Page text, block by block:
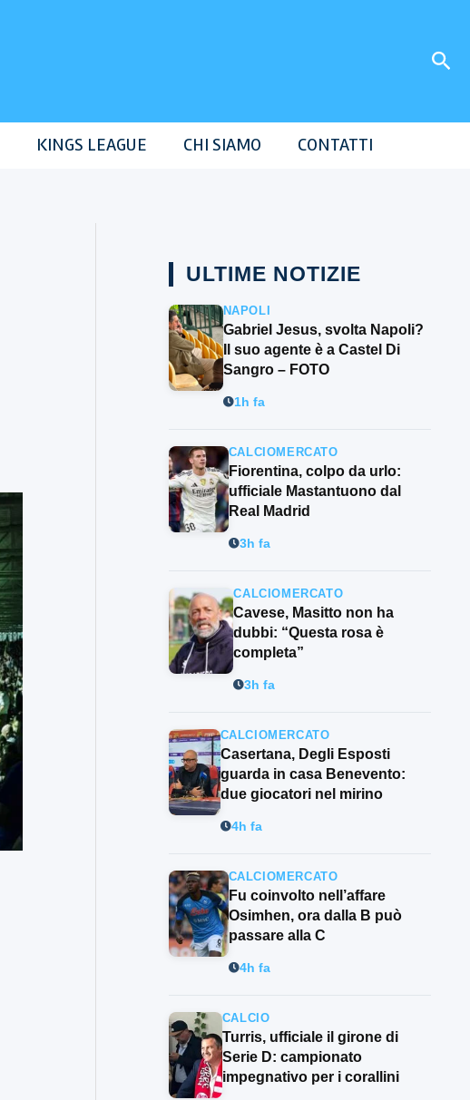
KINGS LEAGUE CHI SIAMO CONTATTI
ULTIME NOTIZIE
NAPOLI
Gabriel Jesus, svolta Napoli?
Il suo agente è a Castel Di
Sangro – FOTO
1h fa
CALCIOMERCATO
Fiorentina, colpo da urlo:
ufficiale Mastantuono dal
Real Madrid
3h fa
CALCIOMERCATO
Cavese, Masitto non ha
dubbi: “Questa rosa è
completa”
3h fa
CALCIOMERCATO
Casertana, Degli Esposti
guarda in casa Benevento:
due giocatori nel mirino
4h fa
CALCIOMERCATO
Fu coinvolto nell’affare
Osimhen, ora dalla B può
passare alla C
4h fa
CALCIO
Turris, ufficiale il girone di
Serie D: campionato
impegnativo per i corallini